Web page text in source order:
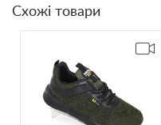
Схожі товари